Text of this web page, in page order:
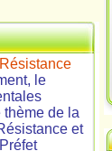
le
de la
et